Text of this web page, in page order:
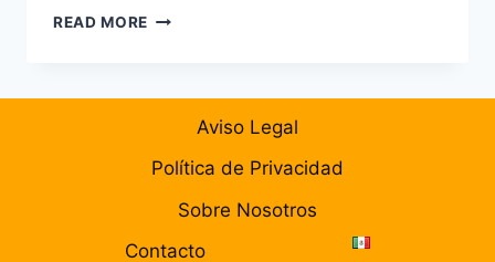
READ MORE PEINADOS
COMPLETA
+
ESTILOS
Aviso Legal
Política de Privacidad
Sobre Nosotros
Contacto